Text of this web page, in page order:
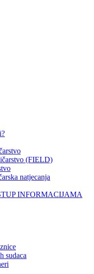
(FIELD)
natjecanja
INFORMACIJAMA
sudaca